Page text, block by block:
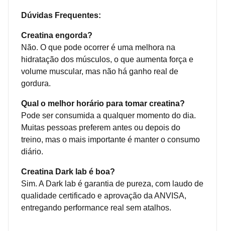
Dúvidas Frequentes:
Creatina engorda?
Não. O que pode ocorrer é uma melhora na
hidratação dos músculos, o que aumenta força e
volume muscular, mas não há ganho real de
gordura.
Qual o melhor horário para tomar creatina?
Pode ser consumida a qualquer momento do dia.
Muitas pessoas preferem antes ou depois do
treino, mas o mais importante é manter o consumo
diário.
Creatina Dark lab é boa?
Sim. A Dark lab é garantia de pureza, com laudo de
qualidade certificado e aprovação da ANVISA,
entregando performance real sem atalhos.